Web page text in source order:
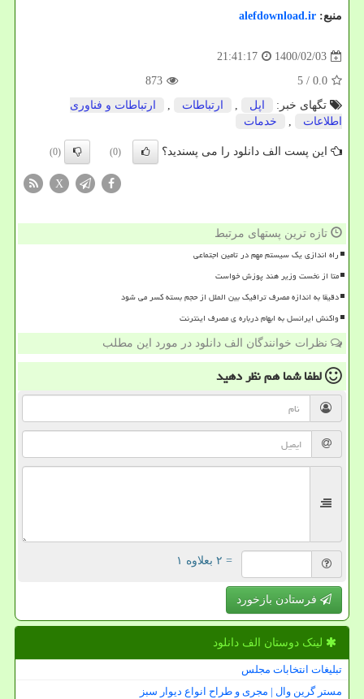
منبع: alefdownload.ir
1400/02/03
21:41:17
0.0
/ 5
873
تگهای خبر:
اپل , ارتباطات ,
ارتباطات و فناوری
اطلاعات
, خدمات
این پست الف دانلود را می پسندید؟ (0)
(0)
X
تازه ترین پستهای مرتبط
راه اندازی یک سیستم مهم در تامین اجتماعی
متا از نخست وزیر هند پوزش خواست
دقیقا به اندازه مصرف ترافیک بین الملل از حجم بسته کسر می شود
واکنش ایرانسل به ابهام درباره ی مصرف اینترنت
نظرات خوانندگان الف دانلود در مورد این مطلب
لطفا شما همنظر دهید
= ۲ بعلاوه ۱
فرستادن بازخورد
لینک دوستان الف دانلود
تبلیغات انتخابات مجلس
مستر گرین وال | مجری و طراح انواع دیوار سبز